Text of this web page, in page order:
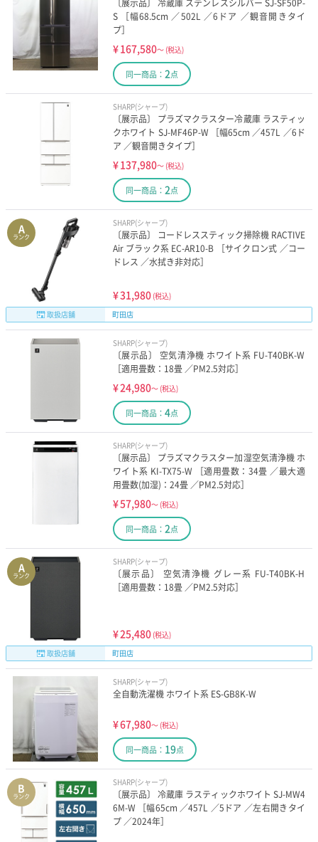
〔展示品〕 冷蔵庫 ステンレスシルバー SJ-SF50P-
S ［幅68.5cm ／502L ／6ドア ／観音開きタイ
プ］
¥167,580～ (税込)
同一商品： 2点
SHARP(シャープ)
〔展示品〕 プラズマクラスター冷蔵庫 ラスティッ
クホワイト SJ-MF46P-W ［幅65cm ／457L ／6ド
ア ／観音開きタイプ］
¥137,980～ (税込)
同一商品： 2点
A
ランク
SHARP(シャープ)
〔展示品〕 コードレススティック掃除機 RACTIVE
Air ブラック系 EC-AR10-B ［サイクロン式 ／コー
ドレス ／水拭き非対応］
¥31,980 (税込)
取扱店舗
町田店
SHARP(シャープ)
〔展示品〕 空気清浄機 ホワイト系 FU-T40BK-W
［適用畳数：18畳 ／PM2.5対応］
¥24,980～ (税込)
同一商品： 4点
SHARP(シャープ)
〔展示品〕 プラズマクラスター加湿空気清浄機 ホ
ワイト系 KI-TX75-W ［適用畳数：34畳 ／最大適
用畳数(加湿)：24畳 ／PM2.5対応］
¥57,980～ (税込)
同一商品： 2点
A
ランク
SHARP(シャープ)
〔展示品〕 空気清浄機 グレー系 FU-T40BK-H
［適用畳数：18畳 ／PM2.5対応］
¥25,480 (税込)
取扱店舗
町田店
SHARP(シャープ)
全自動洗濯機 ホワイト系 ES-GB8K-W
¥67,980～ (税込)
同一商品： 19点
B
ランク
SHARP(シャープ)
〔展示品〕 冷蔵庫 ラスティックホワイト SJ-MW4
6M-W ［幅65cm ／457L ／5ドア ／左右開きタイ
プ ／2024年］